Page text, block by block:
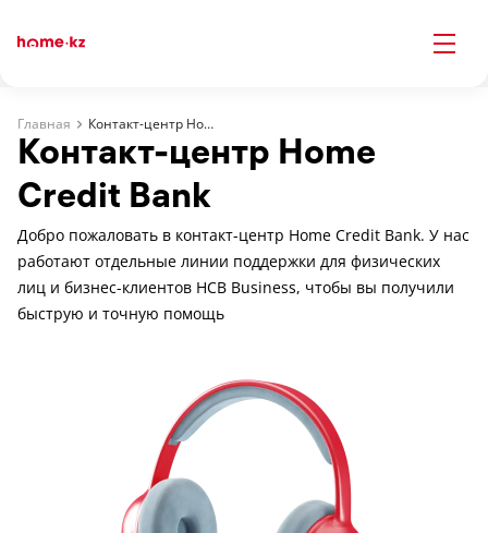
Главная Контакт-центр Home Credit Bank
Контакт-центр Home
Credit Bank
Добро пожаловать в контакт-центр Home Credit Bank. У нас
работают отдельные линии поддержки для физических
лиц и бизнес-клиентов HCB Business, чтобы вы получили
быструю и точную помощь